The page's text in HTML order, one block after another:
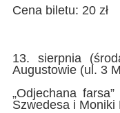
Cena biletu: 20 zł
13. sierpnia
Augustowie (ul. 3
„Odjechana
Szwedesa i Moniki